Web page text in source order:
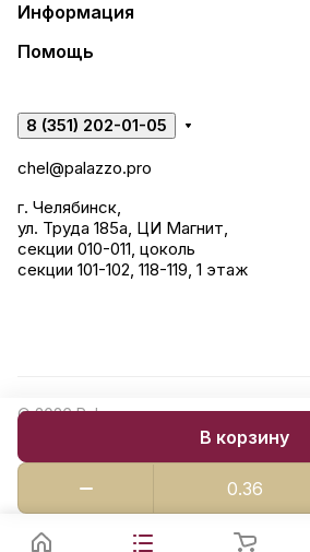
В корзину
Информация
Помощь
8 (351) 202-01-05
chel@palazzo.pro
г. Челябинск,
ул. Труда 185а, ЦИ Магнит,
секции 010-011, цоколь
секции 101-102, 118-119, 1 этаж
© 2026 Palazzo: керамогранит,